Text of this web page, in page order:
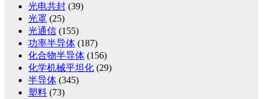
光电共封 (39)
光罩 (25)
光通信 (155)
功率半导体 (187)
化合物半导体 (156)
化学机械平坦化 (29)
半导体 (345)
塑料 (73)